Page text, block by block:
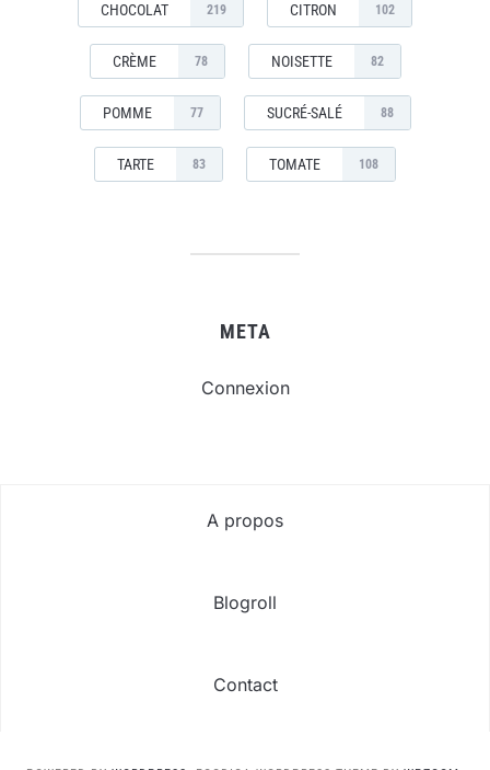
CHOCOLAT 219 CITRON 102
CRÈME 78 NOISETTE 82
POMME 77 SUCRÉ-SALÉ 88
TARTE 83 TOMATE 108
META
Connexion
A propos
Blogroll
Contact